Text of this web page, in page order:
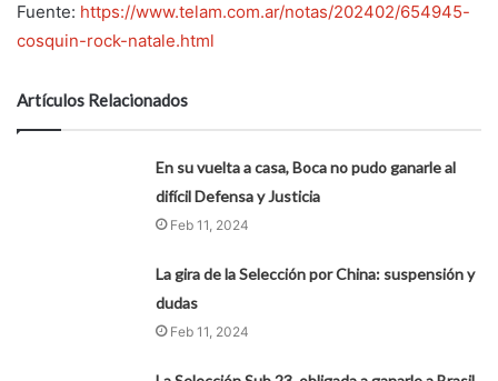
Fuente: https://www.telam.com.ar/notas/202402/654945-
cosquin-rock-natale.html
Artículos Relacionados
En su vuelta a casa, Boca no pudo ganarle al
difícil Defensa y Justicia
Feb 11, 2024
La gira de la Selección por China: suspensión y
dudas
Feb 11, 2024